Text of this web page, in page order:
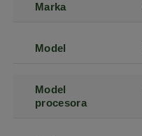
Marka
Model
Model
procesora